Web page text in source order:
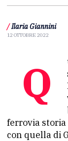
/ Ilaria Giannini
12 OTTOBRE 2022
Questo autunno torna dopo lo
ferrovia storia
con quella di